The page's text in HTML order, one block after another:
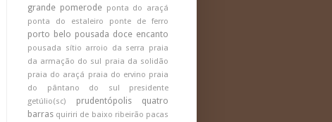
grande pomerode ponta do araçá
ponta do estaleiro
ponte de ferro
porto belo pousada doce encanto
pousada sítio arroio da serra
praia
da armação do sul praia da solidão
praia do araçá praia do ervino praia
do pântano do sul
presidente
getúlio(sc)
prudentópolis
quatro
barras quiriri de baixo ribeirão pacas